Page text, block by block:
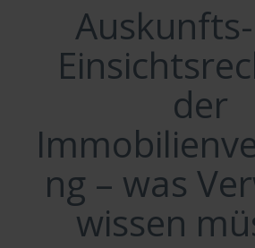
der
ng – was
wissen